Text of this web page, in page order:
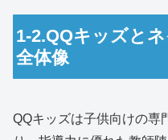
1-2.QQキッズと
全体像
QQキッズは子供向けの専